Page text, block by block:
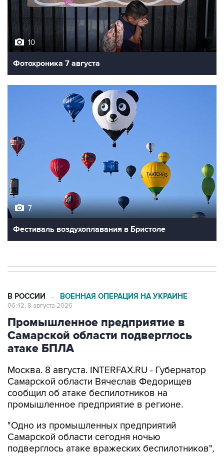
10
Фотохроника 7 августа
Фестиваль воздухоплавания в Бристоле
Промышленное предприятие в
Самарской области подверглось
атаке БПЛА
Москва. 8 августа. INTERFAX.RU - Губернатор
сообщил об атаке беспилотников на
промышленное предприятие в регионе.
"Одно из промышленных предприятий
подверглось атаке вражеских беспилотников",
-написалон в своем канале в Max утром в
субботу.